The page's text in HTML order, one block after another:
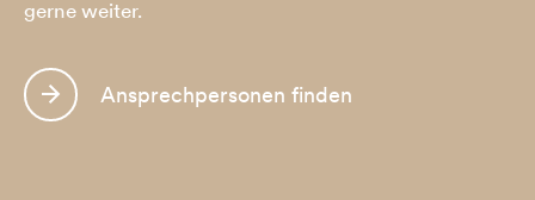
gerne weiter.
Ansprechpersonen finden